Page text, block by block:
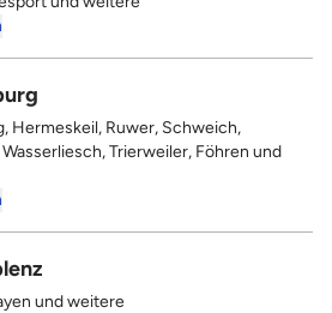
Hermeskeil, Ruwer, Schweich,
Trierweiler, Föhren und
und weitere